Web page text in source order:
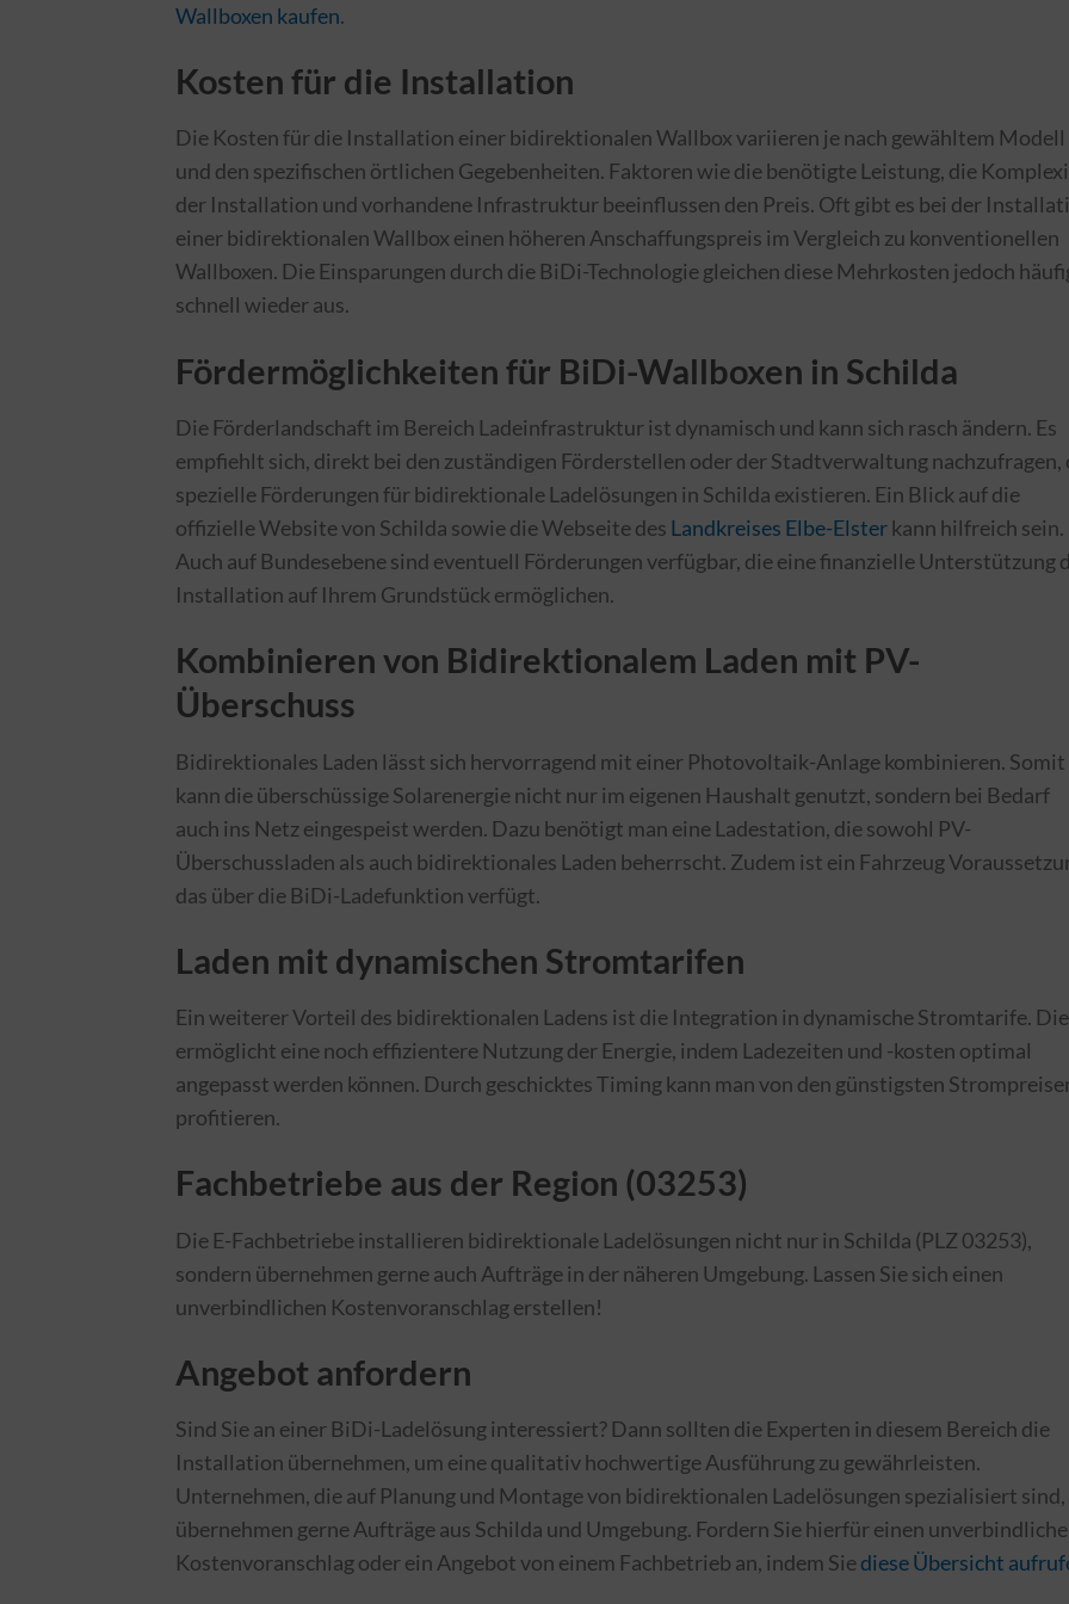
Wallboxen kaufen.
Kosten für die Installation
Die Kosten für die Installation einer bidirektionalen Wallbox variieren je nach gewähltem Modell
und den spezifischen örtlichen Gegebenheiten. Faktoren wie die benötigte Leistung, die
der Installation und vorhandene Infrastruktur beeinflussen den Preis. Oft gibt es bei der
einer bidirektionalen Wallbox einen höheren Anschaffungspreis im Vergleich zu konventionellen
Wallboxen. Die Einsparungen durch die BiDi-Technologie gleichen diese Mehrkosten jedoch
schnell wieder aus.
Fördermöglichkeiten für BiDi-Wallboxen in Schilda
Die Förderlandschaft im Bereich Ladeinfrastruktur ist dynamisch und kann sich rasch ändern. Es
empfiehlt sich, direkt bei den zuständigen Förderstellen oder der Stadtverwaltung nachzufragen,
spezielle Förderungen für bidirektionale Ladelösungen in Schilda existieren. Ein Blick auf die
offizielle Website von Schilda sowie die Webseite des Landkreises Elbe-Elsterkann hilfreich sein.
Auch auf Bundesebene sind eventuell Förderungen verfügbar, die eine finanzielle Unterstützung
Installation auf Ihrem Grundstück ermöglichen.
Kombinieren von Bidirektionalem Laden mit PV-
Überschuss
Bidirektionales Laden lässt sich hervorragend mit einer Photovoltaik-Anlage kombinieren. Somit
kann die überschüssige Solarenergie nicht nur im eigenen Haushalt genutzt, sondern bei Bedarf
auch ins Netz eingespeist werden. Dazu benötigt man eine Ladestation, die sowohl PV-
Überschussladen als auch bidirektionales Laden beherrscht. Zudem ist ein Fahrzeug
das über die BiDi-Ladefunktion verfügt.
Laden mit dynamischen Stromtarifen
Ein weiterer Vorteil des bidirektionalen Ladens ist die Integration in dynamische Stromtarife.
ermöglicht eine noch effizientere Nutzung der Energie, indem Ladezeiten und -kosten optimal
angepasst werden können. Durch geschicktes Timing kann man von den günstigsten
profitieren.
Fachbetriebe aus der Region (03253)
Die E-Fachbetriebe installieren bidirektionale Ladelösungen nicht nur in Schilda (PLZ 03253),
sondern übernehmen gerne auch Aufträge in der näheren Umgebung. Lassen Sie sich einen
unverbindlichen Kostenvoranschlag erstellen!
Angebot anfordern
Sind Sie an einer BiDi-Ladelösung interessiert? Dann sollten die Experten in diesem Bereich die
Installation übernehmen, um eine qualitativ hochwertige Ausführung zu gewährleisten.
Unternehmen, die auf Planung und Montage von bidirektionalen Ladelösungen spezialisiert sind,
übernehmen gerne Aufträge aus Schilda und Umgebung. Fordern Sie hierfür einen
Kostenvoranschlag oder ein Angebot von einem Fachbetrieb an, indem Siediese Übersicht